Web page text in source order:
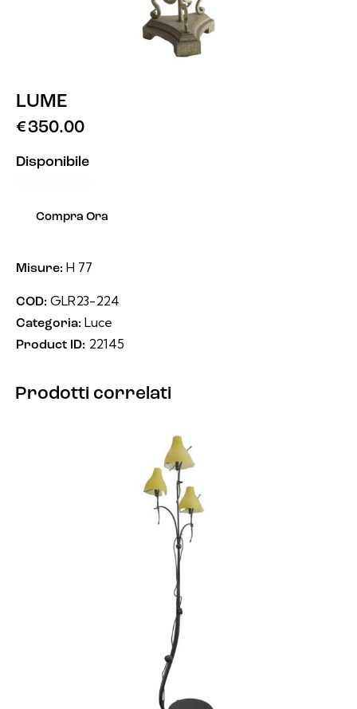
LUME
€350.00
Disponibile
Compra Ora
Misure: H 77
COD: GLR23-224
Categoria: Luce
Product ID: 22145
Prodotti correlati